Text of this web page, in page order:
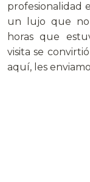
profesionalidad
un lujo que no
horas que
visita se
aquí, les